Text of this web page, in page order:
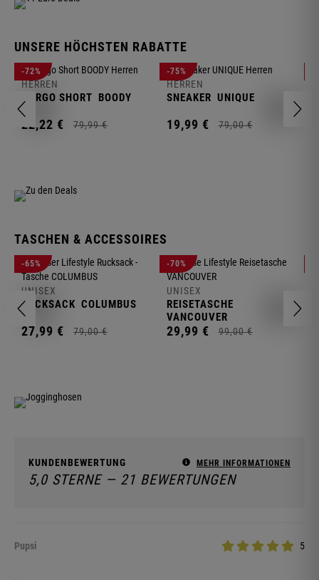
UNSERE HÖCHSTEN RABATTE
-72%
HERREN
CARGO SHORT BOODY
22,22 € 79,99 €
-75%
HERREN
SNEAKER UNIQUE
19,99 € 79,00 €
TASCHEN & ACCESSOIRES
-65%
UNISEX
RUCKSACK COLUMBUS
27,99 € 79,00 €
-70%
UNISEX
REISETASCHE
VANCOUVER
29,99 € 99,00 €
KUNDENBEWERTUNG MEHR INFORMATIONEN
5,0 STERNE — 21 BEWERTUNGEN
Pupsi 5